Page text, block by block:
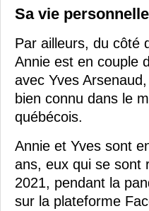
Sa vie personnelle
Par ailleurs, du côté
Annie est en couple
avec Yves
bien connu dans le
québécois.
Annie et Yves sont
ans, eux qui se sont
2021, pendant la
sur la plateforme